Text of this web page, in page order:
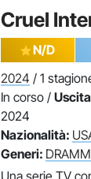
Cruel
N/D
2024 / 1
In corso /
2024
Nazionalità:
Generi:
Una serie TV